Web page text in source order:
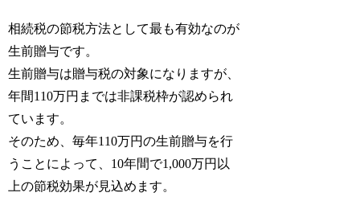
相続税の節税方法として最も有効なのが
生前贈与です。
生前贈与は贈与税の対象になりますが、
年間110万円までは非課税枠が認められ
ています。
そのため、毎年110万円の生前贈与を行
うことによって、10年間で1,000万円以
上の節税効果が見込めます。